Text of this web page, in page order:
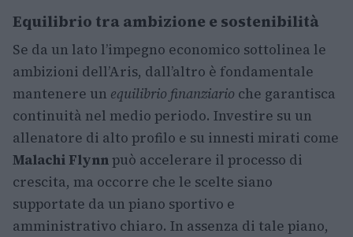
Equilibrio tra ambizione e sostenibilità
Se da un lato l’impegno economico sottolinea le
ambizioni dell’Aris, dall’altro è fondamentale
mantenere un equilibrio finanziario che garantisca
continuità nel medio periodo. Investire su un
allenatore di alto profilo e su innesti mirati come
Malachi Flynnpuò accelerare il processo di
crescita, ma occorre che le scelte siano
supportate da un piano sportivo e
amministrativo chiaro. In assenza di tale piano,